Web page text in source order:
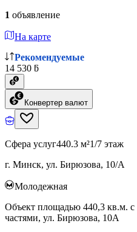
1 объявление
На карте
Рекомендуемые
14 530 ƃ
Конвертер валют
Сфера услуг440.3 м²1/7 этаж
г. Минск, ул. Бирюзова, 10/А
Молодежная
Объект площадью 440,3 кв.м.
частями, ул. Бирюзова, 10А